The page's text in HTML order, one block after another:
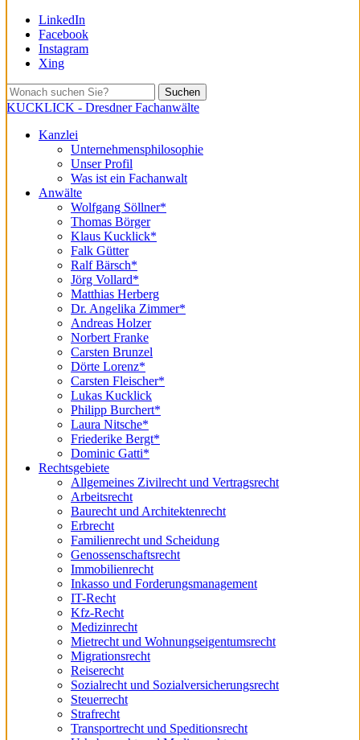
LinkedIn
Facebook
Instagram
Xing
Suchen
KUCKLICK - Dresdner Fachanwälte
Kanzlei
Unternehmensphilosophie
Unser Profil
Was ist ein Fachanwalt
Anwälte
Wolfgang Söllner*
Thomas Börger
Klaus Kucklick*
Falk Gütter
Ralf Bärsch*
Jörg Vollard*
Matthias Herberg
Dr. Angelika Zimmer*
Andreas Holzer
Norbert Franke
Carsten Brunzel
Dörte Lorenz*
Carsten Fleischer*
Lukas Kucklick
Philipp Burchert*
Laura Nitsche*
Friederike Bergt*
Dominic Gatti*
Rechtsgebiete
Allgemeines Zivilrecht und Vertragsrecht
Arbeitsrecht
Baurecht und Architektenrecht
Erbrecht
Familienrecht und Scheidung
Genossenschaftsrecht
Immobilienrecht
Inkasso und Forderungsmanagement
IT-Recht
Kfz-Recht
Medizinrecht
Mietrecht und Wohnungseigentumsrecht
Migrationsrecht
Reiserecht
Sozialrecht und Sozialversicherungsrecht
Steuerrecht
Strafrecht
Transportrecht und Speditionsrecht